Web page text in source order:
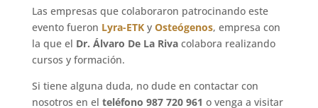
Las empresas que colaboraron patrocinando este
evento fueron Lyra-ETKy Osteógenos, empresa con
la que el Dr. Álvaro De La Rivacolabora realizando
cursos y formación.
Si tiene alguna duda, no dude en contactar con
nosotros en el teléfono 987 720 961 o venga a visitar